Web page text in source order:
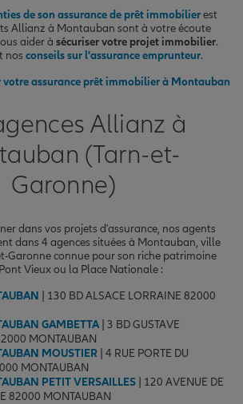
de son assurance de prêt immobilierest
Allianz à Montauban sont à votre écoute
aider à sécuriser votre projet immobilier.
nos conseils sur l'assurance emprunteur.
assurance prêt immobilier à Montauban
Allianz à
(Tarn-et-
Garonne)
dans vos projets d'assurance, nos agents
dans 4 agences situées à Montauban, ville
Garonne connue pour son riche patrimoine
Vieux ou la Place Nationale :
| 130 BD ALSACE LORRAINE 82000
GAMBETTA| 3 BD GUSTAVE
MONTAUBAN
MOUSTIER | 4 RUE PORTE DU
MONTAUBAN
PETIT VERSAILLES | 120 AVENUE DE
82000 MONTAUBAN